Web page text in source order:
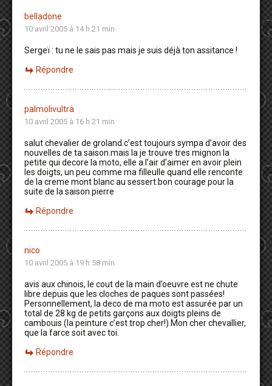
belladone
10 avril 2005 à 14 h 21 min
Sergeï : tu ne le sais pas mais je suis déjà ton assitance !
Répondre
palmolivultra
10 avril 2005 à 16 h 21 min
salut chevalier de groland.c’est toujours sympa d’avoir des
nouvelles de ta saison.mais la je trouve tres mignon la
petite qui decore la moto, elle a l’air d’aimer en avoir plein
les doigts, un peu comme ma filleulle quand elle renconte
de la creme mont blanc au sessert.bon courage pour la
suite de la saison.pierre
Répondre
nico
10 avril 2005 à 19 h 58 min
avis aux chinois, le cout de la main d’oeuvre est ne chute
libre depuis que les cloches de paques sont passées!
Personnellement, la deco de ma moto est assurée par un
total de 28 kg de petits garçons aux doigts pleins de
cambouis (la peinture c’est trop cher!).Mon cher chevallier,
que la farce soit avec toi.
Répondre